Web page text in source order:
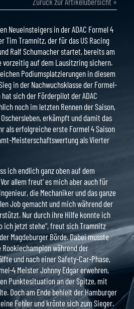
Neueinsteigers in der ADAC Formel 4
Tim Tramnitz, der für das US Racing
Ralf Schumacher startet, bereits am
vorzeitig auf dem Lausitzring sichern.
Podiumsplatzierungen in diesem
in der Nachwuchsklasse der Formel-
sich der Förderpilot der ADAC
noch im letzten Rennen der Saison,
erkämpft und damit das
als erfolgreiche erste Formel 4 Saison
Meisterschaftswertung als Vierter
ich endlich ganz oben auf dem
allem freut‘ es mich aber auch für
die Mechaniker und das ganze
Job gemacht und mich während der
Nur durch ihre Hilfe konnte ich
ich jetzt stehe“, freut sich Tramnitz
Magdeburger Börde. Dabei musste
während der
und nach einer Safety-Car-Phase,
4 Meister Johnny Edgar erwehren,
Punktesituation an der Spitze, mit
Doch am Ende behielt der Hamburger
Fehler und krönte sich zum Sieger.